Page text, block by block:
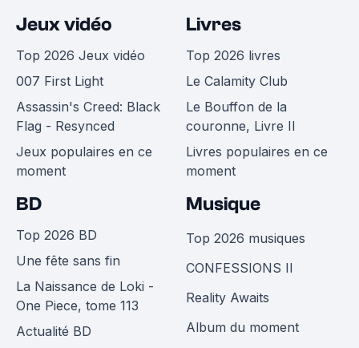
Jeux vidéo
Top 2026 Jeux vidéo
007 First Light
Assassin's Creed: Black
Flag - Resynced
Jeux populaires en ce
moment
Livres
Top 2026 livres
Le Calamity Club
Le Bouffon de la
couronne, Livre II
Livres populaires en ce
moment
BD
Top 2026 BD
Une fête sans fin
La Naissance de Loki -
One Piece, tome 113
Actualité BD
Musique
Top 2026 musiques
CONFESSIONS II
Reality Awaits
Album du moment